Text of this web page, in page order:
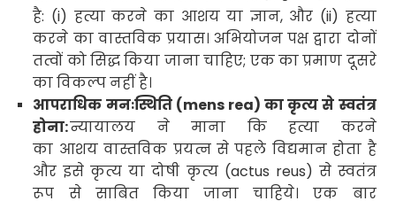
है: (i) हत्या करने का आशय या ज्ञान, और (ii) हत्या
करने का वास्तविक प्रयास। अभियोजन पक्ष द्वारा दोनों
तत्वों को सिद्ध किया जाना चाहिए; एक का प्रमाण दूसरे
का विकल्प नहीं है।
आपराधिक मनःस्थिति (mens rea)का कृत्य से स्वतंत्र
होना:न्यायालय ने माना कि हत्या करने
का आशय वास्तविक प्रयत्न से पहले विद्यमान होता है
और इसे कृत्य या दोषी कृत्य(actus reus) से स्वतंत्र
रूप से साबित किया जाना चाहिये। एक बार